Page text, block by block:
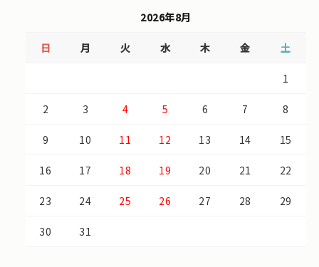
2026年8月
日 月 火 水 木 金 土
1
2 3 4 5 6 7 8
9 10 11 12 13 14 15
16 17 18 19 20 21 22
23 24 25 26 27 28 29
30 31